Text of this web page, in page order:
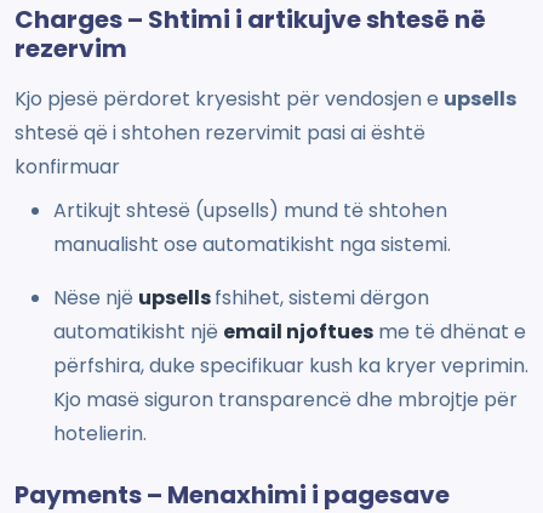
Charges – Shtimi i artikujve shtesë në
rezervim
Kjo pjesë përdoret kryesisht për vendosjen e upsells
shtesë që i shtohen rezervimit pasi ai është
konfirmuar
Artikujt shtesë (upsells) mund të shtohen
manualisht ose automatikisht nga sistemi.
Nëse një upsellsfshihet, sistemi dërgon
automatikisht një email njoftues me të dhënat e
përfshira, duke specifikuar kush ka kryer veprimin.
Kjo masë siguron transparencë dhe mbrojtje për
hotelierin.
Payments – Menaxhimi i pagesave